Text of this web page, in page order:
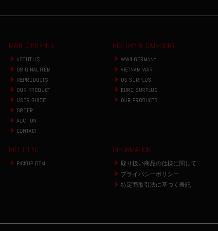
MAIN CONTENTS
ABOUT US
ORIGINAL ITEM
REPRODUCTS
OUR PRODUCT
USER GUIDE
ORDER
AUCTION
CONTACT
HISTORY & CATEGORY
WWII GERMANY
VIETNAM WAR
US SURPLUS
EURO SURPLUS
OUR PRODUCTS
HOT TOPIC
PICKUP ITEM
INFORMATION
取り扱い商品の仕様に関して
プライバシーポリシー
特定商取引法に基づく表記